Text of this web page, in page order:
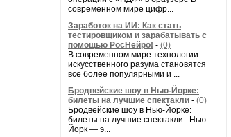
современном мире цифр...
Заработок на ИИ: Как стать
тестировщиком и зарабатывать с
помощью РосНейро! - (0)
В современном мире технологии
искусственного разума становятся
все более популярными и ...
Бродвейские шоу в Нью-Йорке:
билеты на лучшие спектакли - (0)
Бродвейские шоу в Нью-Йорке:
билеты на лучшие спектакли Нью-
Йорк — э...